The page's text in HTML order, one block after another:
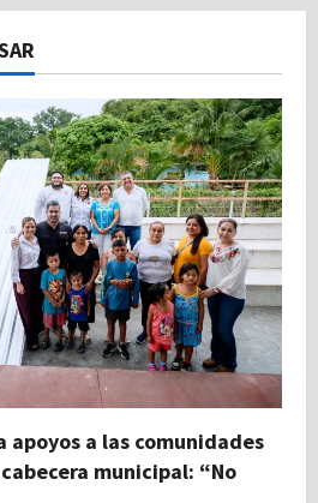
apoyos a las comunidades
municipal: “No